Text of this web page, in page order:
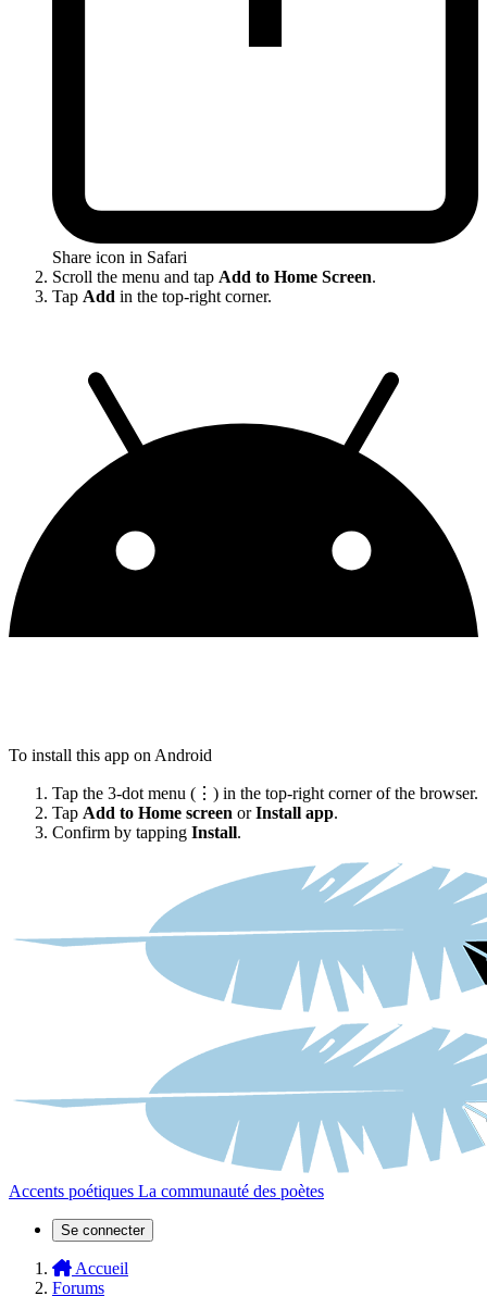
Share icon in Safari
Scroll the menu and tap Add to Home Screen.
Tap Add in the top-right corner.
To install this app on Android
Tap the 3-dot menu (⋮) in the top-right corner of the browser.
Tap Add to Home screen orInstall app.
Confirm by tapping Install.
Accents poétiques La communauté des poètes
Se connecter
Accueil
Forums